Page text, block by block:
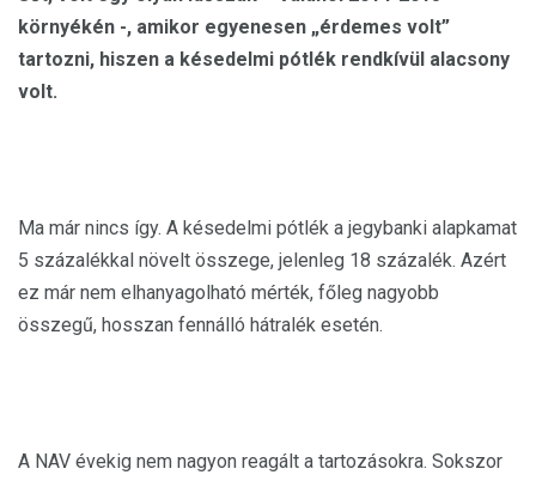
környékén -, amikor egyenesen „érdemes volt”
tartozni, hiszen a késedelmi pótlék rendkívül alacsony
volt.
Ma már nincs így. A késedelmi pótlék a jegybanki alapkamat
5 százalékkal növelt összege, jelenleg 18 százalék. Azért
ez már nem elhanyagolható mérték, főleg nagyobb
összegű, hosszan fennálló hátralék esetén.
A NAV évekig nem nagyon reagált a tartozásokra. Sokszor